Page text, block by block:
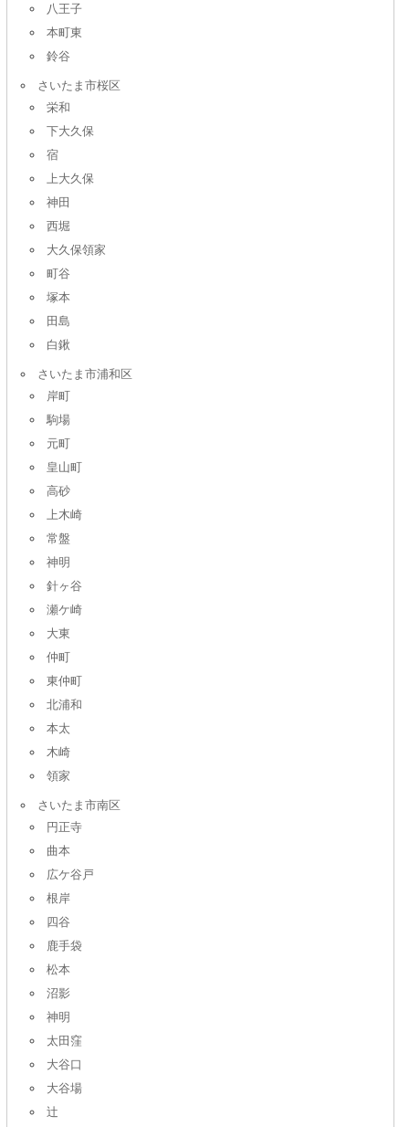
八王子
本町東
鈴谷
さいたま市桜区
栄和
下大久保
宿
上大久保
神田
西堀
大久保領家
町谷
塚本
田島
白鍬
さいたま市浦和区
岸町
駒場
元町
皇山町
高砂
上木崎
常盤
神明
針ヶ谷
瀬ケ崎
大東
仲町
東仲町
北浦和
本太
木崎
領家
さいたま市南区
円正寺
曲本
広ケ谷戸
根岸
四谷
鹿手袋
松本
沼影
神明
太田窪
大谷口
大谷場
辻